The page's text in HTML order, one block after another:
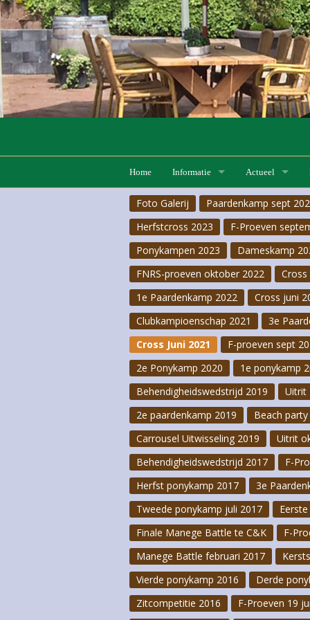
Home Informatie
Lessen Lesaanbod
Lesrooster
Pensionstalling
FNRS
Pony- & Ruiterkampen
Actueel
F-Proeven 20
Hobby horse
Pas-de-deux
F-Proeven 18
F-Proeven 21
Opruimactie
Foto Galerij Paardenkamp sept
Herfstcross 2023
F-Proeven
Ponykampen 2023
Dameskamp
FNRS-proeven oktober 2022
1e Paardenkamp 2022
Cross juni
Clubkampioenschap 2021
3e
Cross Juni 2021
F-proeven sept
2e Ponykamp 2020
1e ponykamp
Behendigheidswedstrijd 2019
Uitrit
2e paardenkamp 2019
Beach party
Carrousel Uitwisseling 2019
Uitrit
Behendigheidswedstrijd 2017
F-
Herfst ponykamp 2017
3e
Tweede ponykamp juli 2017
Finale Manege Battle te C&K
F-
Manege Battle februari 2017
Vierde ponykamp 2016
Derde
Zitcompetitie 2016
F-Proeven 19